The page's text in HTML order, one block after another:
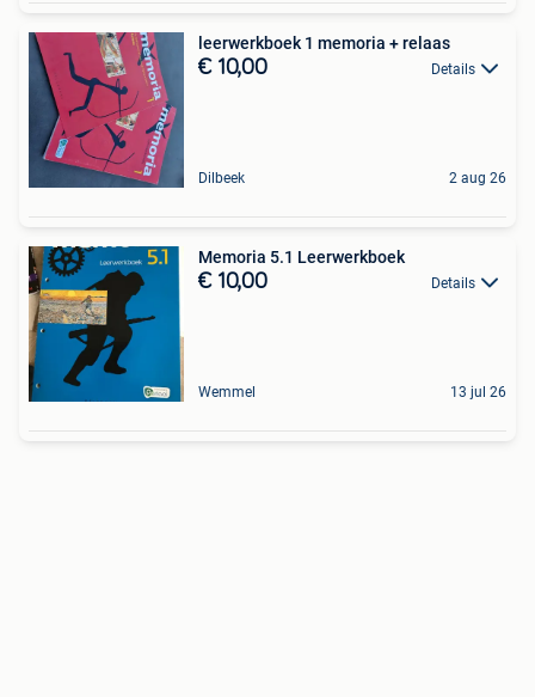
leerwerkboek 1 memoria + relaas
€ 10,00 Details
Dilbeek 2 aug 26
Memoria 5.1 Leerwerkboek
€ 10,00 Details
Wemmel 13 jul 26